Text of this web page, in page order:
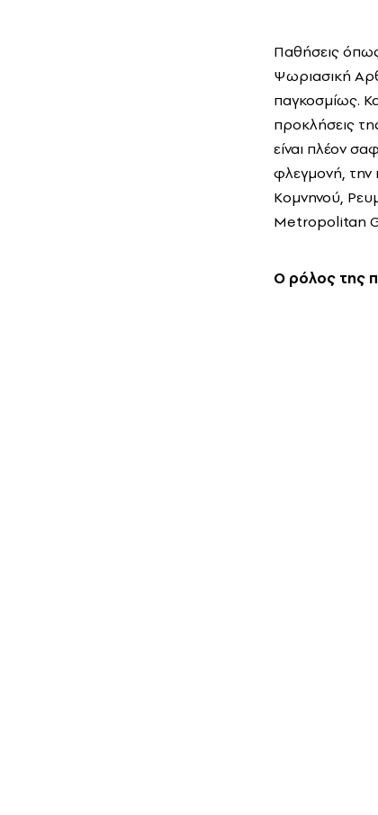
Παθήσεις
Ψωριασική
παγκοσμίως.
προκλήσεις
είναι πλέον
φλεγμονή, την
Κομνηνού,
Μetropolitan
Ο ρόλος της